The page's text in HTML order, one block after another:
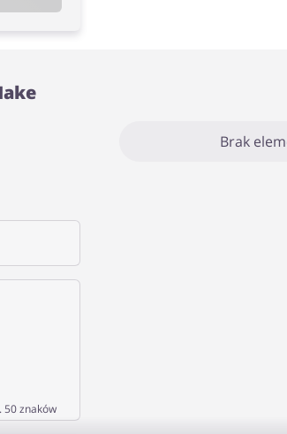
50 znaków
Brak